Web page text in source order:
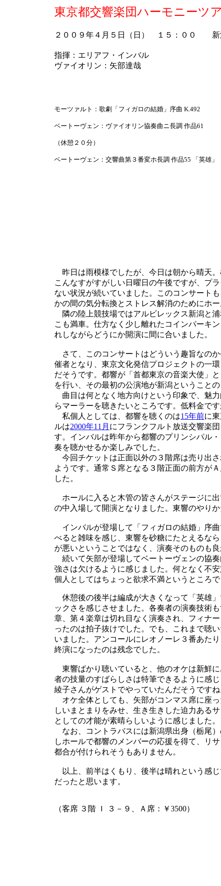
東京都交響楽団ハーモニー
２００９年４月５日（日） １５：００ 新
指揮：エリアフ・インバル
ヴァイオリン：矢部達哉
モーツァルト：歌劇「フィガロの結婚」序曲 K.492
ベートーヴェン：ヴァイオリン協奏曲ニ長調 作品61
（休憩２０分）
ベートーヴェン：交響曲第３番変ホ長調 作品55 「英雄」
昨日は雨模様でしたが、今日は朝から晴天
こんなすがすがしい日曜日の午後ですが、プ
ない状況が続いていました。このコンサート
かの間の気分転換とストレス解消のためにホ
隣の陸上競技場ではアルビレックス新潟と
こも満車。仕方なく少し離れたコインパーキ
れしながらどうにか開演に間に合いました。
さて、このコンサートはどういう趣旨なの
催者となり、東京文化発信プロジェクトの一
だそうです。都響が「首都東京の音楽大使」
を行い、その最初の公演地が新潟ということ
曲目は何となく地方向けという印象で、魅
らマーラーを聴きたいところです。低料金で
私個人としては、都響を聴くのは15年前に
ルは2000年11月 にフランクフルト放送交響楽
す。インバルは昨年から都響のプリンシパル
奏を聴かせるか楽しみでした。
今回チケットは正面以外の３階席は売り出
ようです。通常Ｓ席となる３階正面の前方が
した。
ホールに入ると木管の皆さんがステージに
の中入場して開演となりました。東響のやり
インバルが登場して「フィガロの結婚」序
べると雑味を感じ、東響を砂糖にたとえるな
が悪いということではなく、演奏そのものも
続いて矢部が登場してベートーヴェンの協
強さは欠けるように感じました。何となく不
個人としてはちょっと欲求不満というところ
休憩後の後半は編成が大きくなって「英雄
ックさを感じさせました。各奏者の演奏技術
章、第４楽章は切れ目なく演奏され、フィナ
ったのは拍子抜けでした。でも、これまで聴
いました。アンコールにレオノーレ３番あた
終演になったのは残念でした。
東響ばかり聴いていると、他のオケは新鮮
者の技量のすばらしさは特筆できるように感
綾子さんがゲストでやっていたんだそうです
オケ全体としても、矢部がコンマス席に座
しいまとまりをみせ、生き生きした迫力ある
としての才能が素晴らしいように感じました。
なお、コントラバスには新潟県出身（栃尾
しホールで都響のメンバーの応援を得て、リ
都合が付けられそうもありません。
以上、前半はくもり、後半は晴れという感
だったと思います。
（客席 ３階 Ｉ ３－９、Ａ席：￥3500）